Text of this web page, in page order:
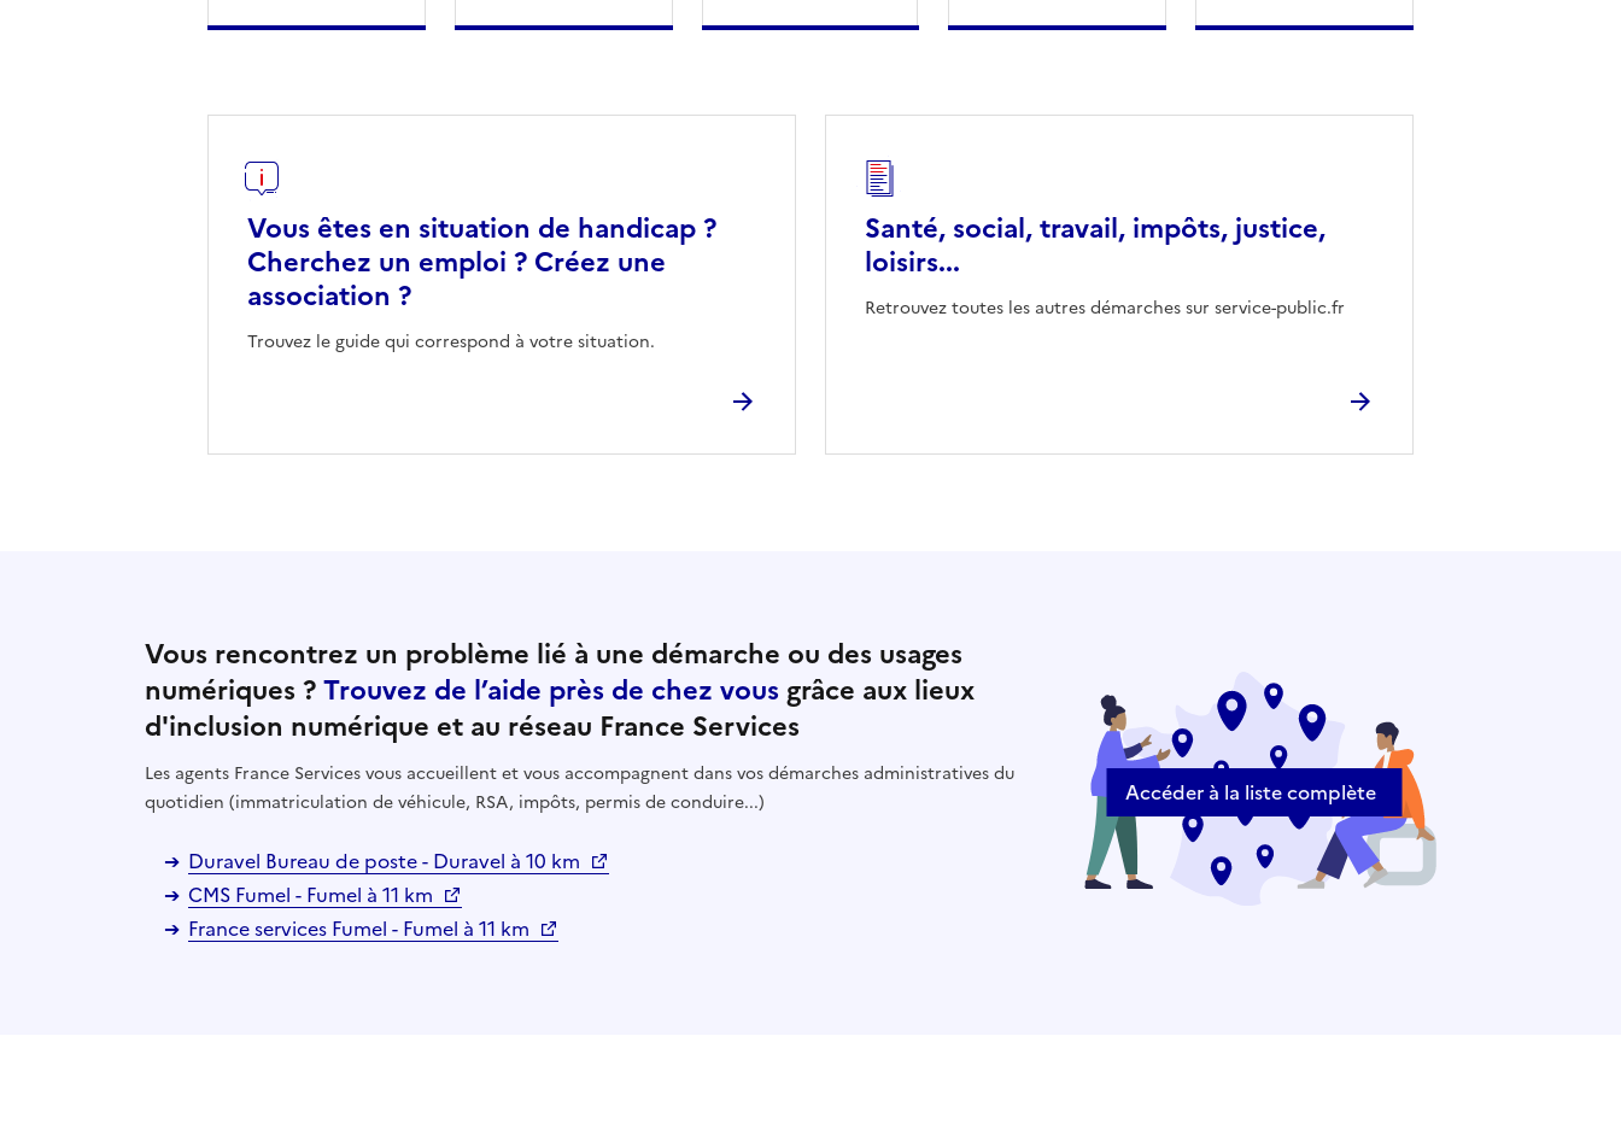
Vous êtes en situation de handicap ?
Cherchez un emploi ? Créez une
association ?
Trouvez le guide qui correspond à votre situation.
Santé, social, travail, impôts, justice,
loisirs...
Retrouvez toutes les autres démarches sur service-public.fr
Vous rencontrez un problème lié à une démarche ou des usages
numériques ?Trouvez de l’aide près de chez vous grâce aux lieux
d'inclusion numérique et au réseau France Services
Les agents France Services vous accueillent et vous accompagnent dans vos démarches administratives du
quotidien (immatriculation de véhicule, RSA, impôts, permis de conduire...)
Duravel Bureau de poste - Duravel à 10 km
CMS Fumel - Fumel à 11 km
France services Fumel - Fumel à 11 km
Accéder à la liste complète